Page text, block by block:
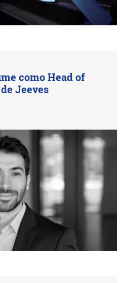
como Head of
Jeeves